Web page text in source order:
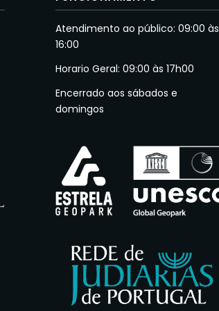
Atendimento ao público: 09:00 às
16:00
Horario Geral: 09:00 às 17h00
Encerrado aos sábados e
domingos